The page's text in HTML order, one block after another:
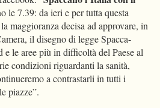
le 7.39: da ieri e per tutta questa
maggioranza decisa ad approvare, in
il disegno di legge Spacca-
e le aree più in difficoltà del Paese al
condizioni riguardanti la sanità,
a contrastarli in tutti i
piazze”.